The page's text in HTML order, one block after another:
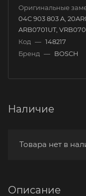
Оригинальные
04C 903 803 A,
ARB0701UT,
Код — 148217
Бренд — BOSCH
Наличие
Товара нет в
Описание